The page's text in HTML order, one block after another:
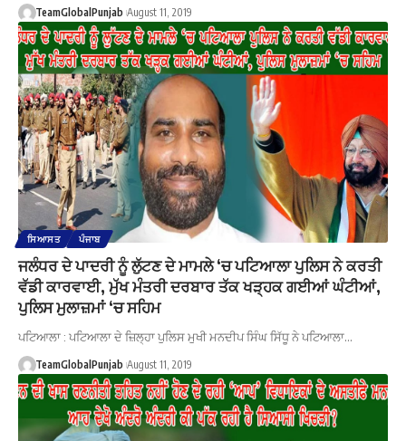
TeamGlobalPunjab August 11, 2019
ਸਿਆਸਤ ਪੰਜਾਬ
ਜਲੰਧਰ ਦੇ ਪਾਦਰੀ ਨੂੰ ਲੁੱਟਣ ਦੇ ਮਾਮਲੇ ‘ਚ ਪਟਿਆਲਾ ਪੁਲਿਸ ਨੇ ਕਰਤੀ
ਵੱਡੀ ਕਾਰਵਾਈ, ਮੁੱਖ ਮੰਤਰੀ ਦਰਬਾਰ ਤੱਕ ਖੜ੍ਹਕ ਗਈਆਂ ਘੰਟੀਆਂ,
ਪੁਲਿਸ ਮੁਲਾਜ਼ਮਾਂ ‘ਚ ਸਹਿਮ
ਪਟਿਆਲਾ : ਪਟਿਆਲਾ ਦੇ ਜ਼ਿਲ੍ਹਾ ਪੁਲਿਸ ਮੁਖੀ ਮਨਦੀਪ ਸਿੰਘ ਸਿੱਧੂ ਨੇ ਪਟਿਆਲਾ…
TeamGlobalPunjab August 11, 2019